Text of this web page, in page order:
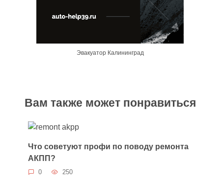
Эвакуатор Калининград
Вам также может понравиться
Что советуют профи по поводу ремонта
АКПП?
0 250